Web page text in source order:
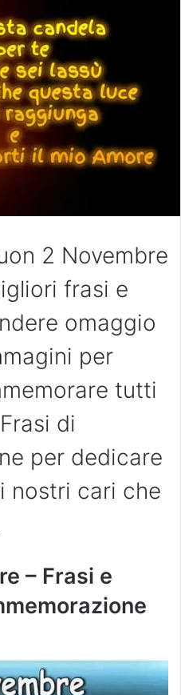
2 Novembre
frasi e
omaggio
per
tutti
di
per dedicare
nostri cari che
– Frasi e